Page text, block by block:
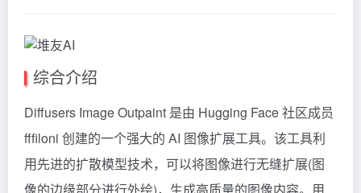
综合介绍
Diffusers Image Outpaint 是由 Hugging Face 社区成员
fffiloni 创建的一个强大的 AI 图像扩展工具。该工具利
用先进的扩散模型技术，可以将图像进行无缝扩展(图
像的边缘部分进行外绘)，生成高质量的图像内容。用